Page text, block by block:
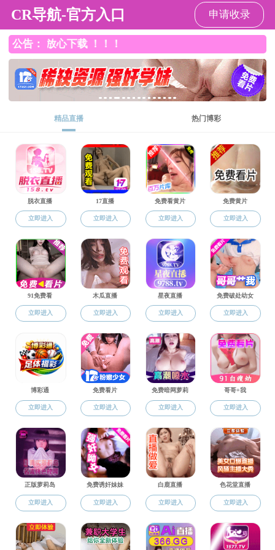
A片无码
A片无码 A
师资队伍
教授
副教授
讲师及其他
博士生导师
硕士生导师
省级教学名师
省级教学名师